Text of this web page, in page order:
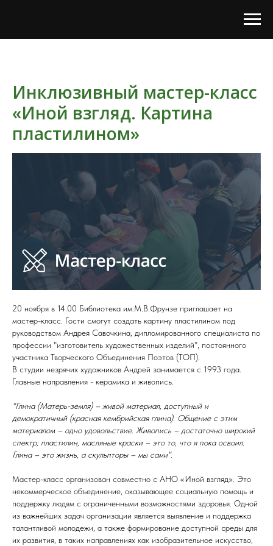
Инклюзивный мастер-класс
«Иной взгляд. Картина
пластилином»
20 ноября в 14.00 Библиотека им.М.В.Фрунзе приглашает на
мастер-класс. Гости смогут создать картину пластилином под
руководством Андрея Савочкина, дипломированного специалиста по
профессии "изготовитель художественных изделий", постоянного
участника Творческого Объединения Поэтов (ТОП).
В студии незрячих художников Андрей занимается с 1993 года.
Главные направления - керамика и живопись.
"Глина (Матерь-земля) – живой материал, доступный и
демократичный (красная кембрийская глина). Общение с этим
материалом – одно удовольствие. Живопись – достаточно широкий
спектр; пластилин, масляные краски – это то, что я пока освоил.
Глина – это жизнь, а скульпторы – мы сами".
Мастер-класс организован совместно с АНО «Иной взгляд». Это
некоммерческое объединение, оказывающее социальную помощь и
поддержку людям с ограниченными возможностями здоровья. Одной
из важнейших задач организации является выявление и поддержка
талантливой молодежи, а также формирование доступной среды для
их развития, в таких направлениях как изобразительное искусство,